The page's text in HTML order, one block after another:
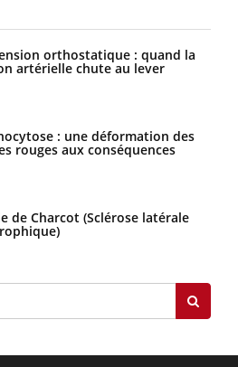
orthostatique : quand la
artérielle chute au lever
: une déformation des
rouges aux conséquences
de Charcot (Sclérose latérale